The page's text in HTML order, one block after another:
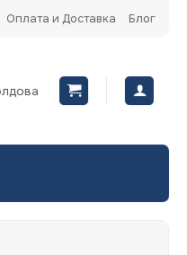
Оплата и Доставка Блог